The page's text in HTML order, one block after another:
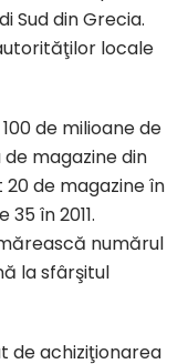
Sud din Grecia.
locale
de milioane de
magazine din
20 de magazine în
în 2011.
numărul
la sfârşitul
de achiziţionarea